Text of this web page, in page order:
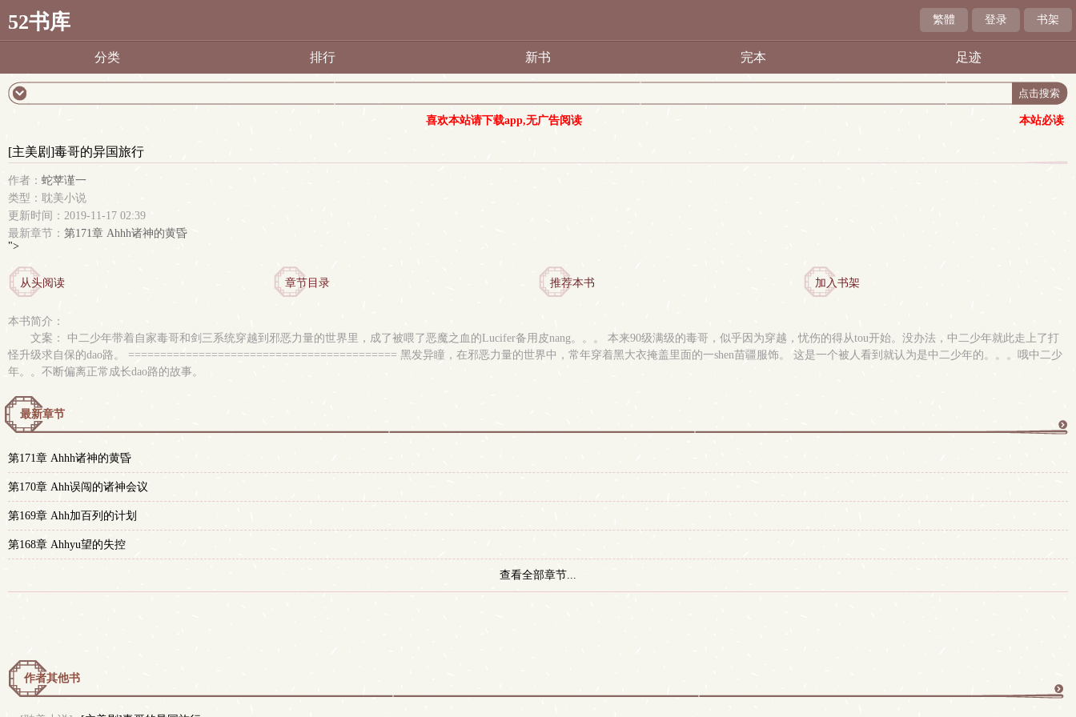
52书库 繁體 登录 书架
分类 排行 新书 完本 足迹
喜欢本站请下载app,无广告阅读 本站必读
[主美剧]毒哥的异国旅行
作者： 蛇苹谨一
类型：耽美小说
更新时间：2019-11-17 02:39
最新章节： 第171章 Ahhh诸神的黄昏
">
从头阅读 章节目录 推荐本书 加入书架
本书简介：
文案： 中二少年带着自家毒哥和剑三系统穿越到邪恶力量的世界里，成了被喂了恶魔之血的Lucifer备用皮nang。。。 本来90级满级的毒哥，似乎因为穿越，忧伤的得从tou开始。没办法，中二少年就此走上了打
怪升级求自保的dao路。 ========================================== 黑发异瞳，在邪恶力量的世界中，常年穿着黑大衣掩盖里面的一shen苗疆服饰。 这是一个被人看到就认为是中二少年的。。。哦中二少
年。。不断偏离正常成长dao路的故事。
最新章节
第171章 Ahhh诸神的黄昏
第170章 Ahh误闯的诸神会议
第169章 Ahh加百列的计划
第168章 Ahhyu望的失控
查看全部章节...
作者其他书